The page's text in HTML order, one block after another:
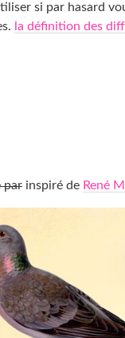
si par hasard
la définition des
par inspiré de René